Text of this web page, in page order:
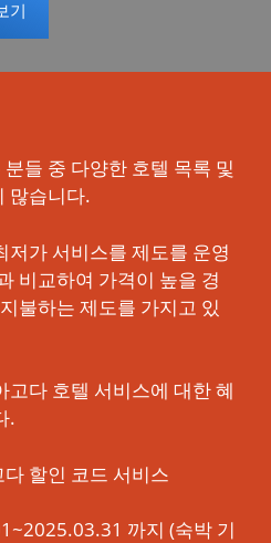
기
들 중 다양한 호텔 목록 및
많습니다.
저가 서비스를 제도를 운영
비교하여 가격이 높을 경
불하는 제도를 가지고 있
고다 호텔 서비스에 대한 혜
.
할인 코드 서비스
까지 (숙박 기